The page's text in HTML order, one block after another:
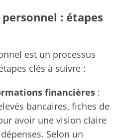
: étapes
est un processus
clés à suivre :
financières:
bancaires, fiches de
avoir une vision claire
Selon un